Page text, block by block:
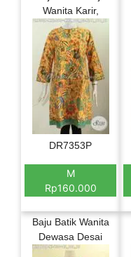
Wanita Karir,
DR7353P
M
Rp160.000
Baju Batik Wanita
Dewasa Desai